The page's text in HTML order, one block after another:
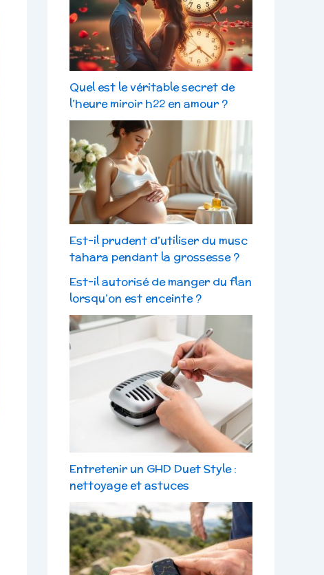
Quel est le véritable secret de
l’heure miroir h22 en amour ?
Est-il prudent d’utiliser du musc
tahara pendant la grossesse ?
Est-il autorisé de manger du flan
lorsqu’on est enceinte ?
Entretenir un GHD Duet Style :
nettoyage et astuces